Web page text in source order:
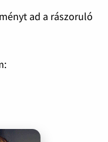
ad a rászoruló